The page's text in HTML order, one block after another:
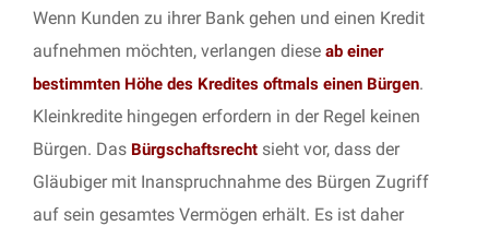
Wenn Kunden zu ihrer Bank gehen und einen Kredit
aufnehmen möchten, verlangen diese ab einer
bestimmten Höhe des Kredites oftmals einen Bürgen.
Kleinkredite hingegen erfordern in der Regel keinen
Bürgen. Das Bürgschaftsrecht sieht vor, dass der
Gläubiger mit Inanspruchnahme des Bürgen Zugriff
auf sein gesamtes Vermögen erhält. Es ist daher